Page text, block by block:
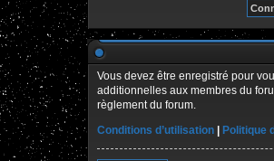
Vous devez être enregistré pour
additionnelles aux membres du
règlement du forum.
Conditions d’utilisation
Politique